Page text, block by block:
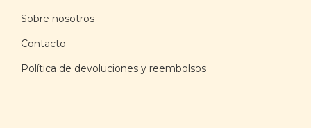
Sobre nosotros
Contacto
Política de devoluciones y reembolsos